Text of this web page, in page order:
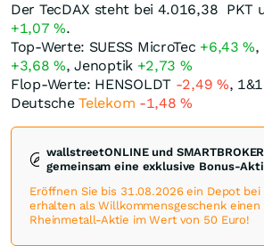
Der TecDAX steht bei 4.016,38 PKT
+1,07%.
Top-Werte: SUESS MicroTec +6,43%,
+3,68%, Jenoptik +2,73 %
Flop-Werte: HENSOLDT -2,49 %, 1&1
DeutscheTelekom -1,48%
wallstreetONLINE und
gemeinsam eine exklusive Bonus-
Eröffnen Sie bis 31.08.2026 ein Depot
erhalten als Willkommensgeschenk
Rheinmetall-Aktie im Wert von 50 Euro!